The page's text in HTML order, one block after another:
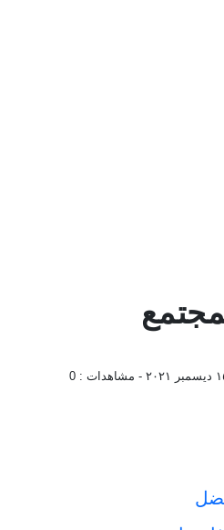
- مشاهدات : 0